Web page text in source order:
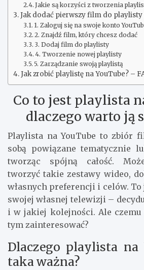
Jakie są korzyści z tworzenia
Jak dodać pierwszy film do playlisty
1. Zaloguj się na swoje konto
2. Znajdź film, który chcesz dodać
3. Dodaj film do playlisty
4. Tworzenie nowej playlisty
5. Zarządzanie swoją playlistą
Jak zrobić playlistę na YouTube? –
Co to jest playlista
dlaczego warto ją
Playlista na YouTube to zbiór
sobą powiązane tematycznie
tworząc spójną całość.
tworzyć takie zestawy wideo,
własnych preferencji i celów.
swojej własnej telewizji –
i w jakiej kolejności. Ale
tym zainteresować?
Dlaczego playlista na
taka ważna?